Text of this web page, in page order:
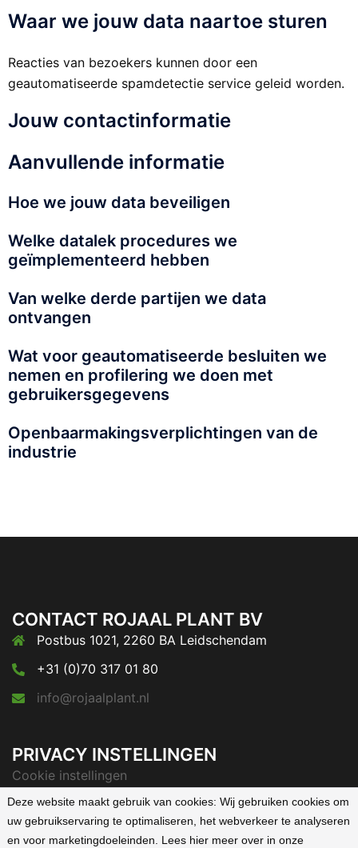
Waar we jouw data naartoe sturen
Reacties van bezoekers kunnen door een
geautomatiseerde spamdetectie service geleid worden.
Jouw contactinformatie
Aanvullende informatie
Hoe we jouw data beveiligen
Welke datalek procedures we
geïmplementeerd hebben
Van welke derde partijen we data
ontvangen
Wat voor geautomatiseerde besluiten we
nemen en profilering we doen met
gebruikersgegevens
Openbaarmakingsverplichtingen van de
industrie
CONTACT ROJAAL PLANT BV
Postbus 1021, 2260 BA Leidschendam
+31 (0)70 317 01 80
info@rojaalplant.nl
PRIVACY INSTELLINGEN
Cookie instellingen
Privacyverklaring
Deze website maakt gebruik van cookies: Wij gebruiken cookies om
uw gebruikservaring te optimaliseren, het webverkeer te analyseren
en voor marketingdoeleinden. Lees hier meer over in onze